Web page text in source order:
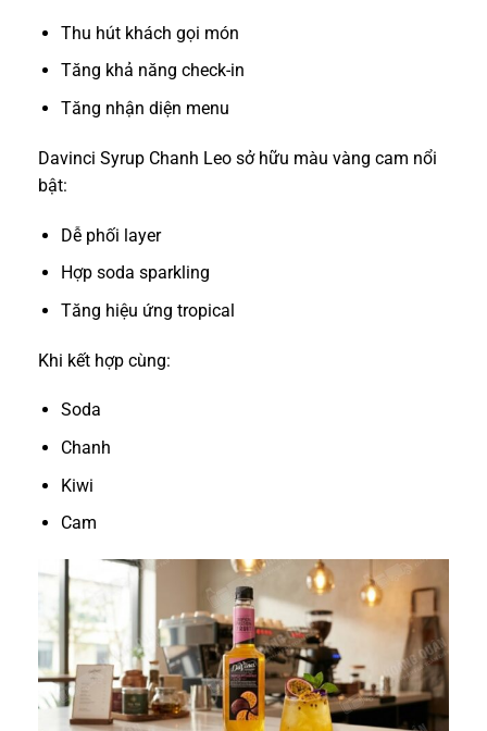
Thu hút khách gọi món
Tăng khả năng check-in
Tăng nhận diện menu
Davinci Syrup Chanh Leo sở hữu màu vàng cam nổi
bật:
Dễ phối layer
Hợp soda sparkling
Tăng hiệu ứng tropical
Khi kết hợp cùng:
Soda
Chanh
Kiwi
Cam